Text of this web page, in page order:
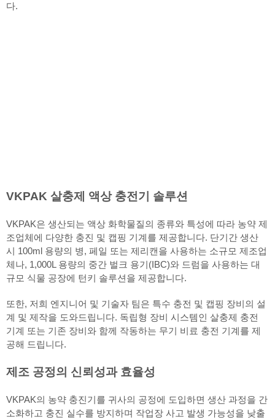
다.
VKPAK 살충제 액상 충전기 솔루션
VKPAK은 생산되는 액상 화학물질의 종류와 특성에 따라 농약 제
조업체에 다양한 충진 및 캡핑 기계를 제공합니다. 단기간 생산
시 100ml 용량의 병, 페일 또는 제리캔을 사용하는 소규모 제조업
체나, 1,000L 용량의 중간 벌크 용기(IBC)와 드럼을 사용하는 대
규모 식물 공장에 턴키 솔루션을 제공합니다.
또한, 저희 엔지니어 및 기술자 팀은 특수 충전 및 캡핑 장비의 설
계 및 제작을 도와드립니다. 독립형 장비 시스템인 살충제 충전
기계 또는 기존 장비와 함께 작동하는 무기 비료 충전 기계를 제
공해 드립니다.
제조 공정의 신뢰성과 효율성
VKPAK의 농약 충진기를 귀사의 공정에 도입하면 생산 과정을 간
소화하고 충진 실수를 방지하며 작업장 사고 발생 가능성을 낮출